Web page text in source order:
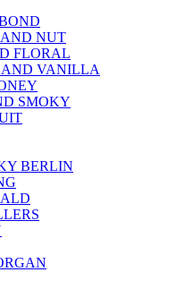
NUT
FLORAL
AND VANILLA
SMOKY
BERLIN